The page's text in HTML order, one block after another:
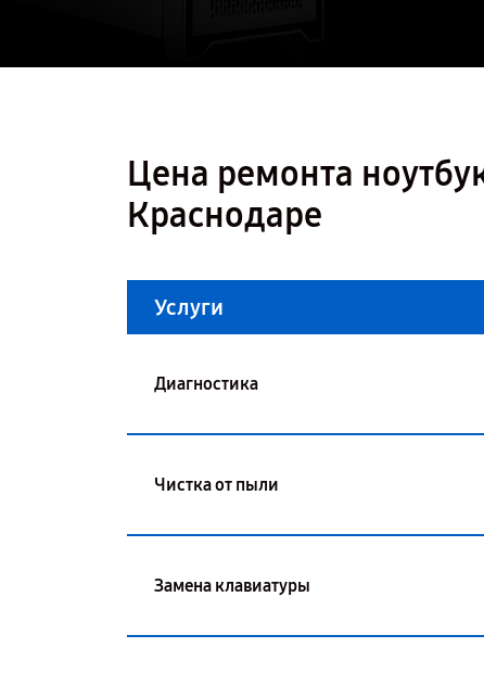
Цена ремонта
Краснодаре
Услуги
Диагностика
Чистка от пыли
Замена клавиатуры